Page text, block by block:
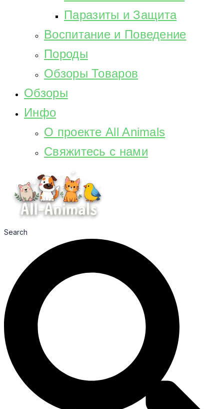
Паразиты и Защита
Воспитание и Поведение
Породы
Обзоры Товаров
Обзоры
Инфо
О проекте All Animals
Свяжитесь с нами
Search